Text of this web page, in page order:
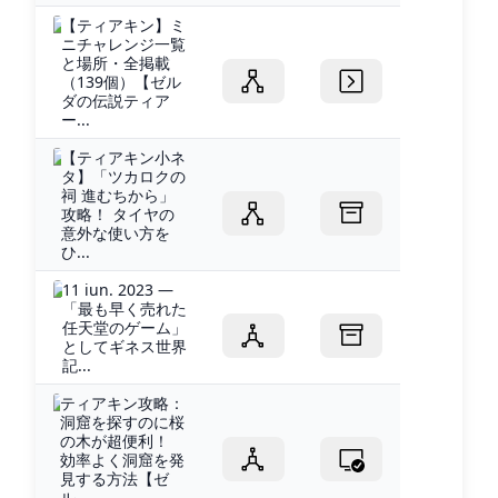
【ティアキン】ミ
ニチャレンジ一覧
と場所・全掲載
（139個）【ゼル
ダの伝説ティア
ー...
【ティアキン小ネ
タ】「ツカロクの
祠 進むちから」
攻略！ タイヤの
意外な使い方を
ひ...
11 iun. 2023 —
「最も早く売れた
任天堂のゲーム」
としてギネス世界
記...
ティアキン攻略：
洞窟を探すのに桜
の木が超便利！
効率よく洞窟を発
見する方法【ゼ